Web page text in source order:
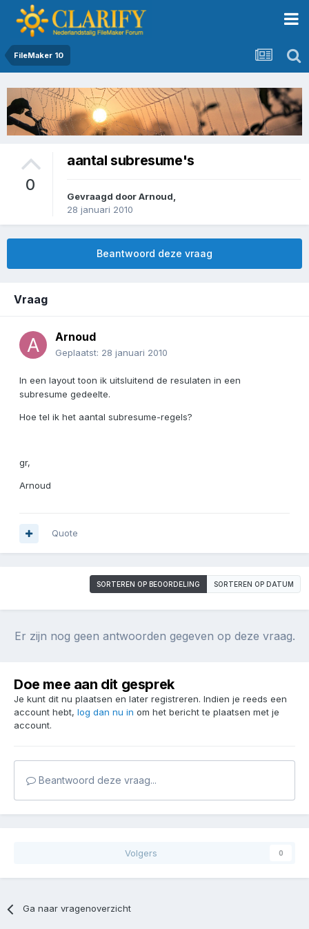
FileMaker 10
0
aantal subresume's
Gevraagd doorArnoud
28 januari 2010
Beantwoord deze vraag
Vraag
Arnoud
Geplaatst: 28 januari 2010
In een layout toon ik uitsluitend de resulaten in een
subresume gedeelte.
Hoe tel ik het aantal subresume-regels?
gr,
Arnoud
Quote
SORTEREN OP BEOORDELING SORTEREN OP DATUM
Er zijn nog geen antwoorden gegeven op deze vraag.
Doe mee aan dit gesprek
Je kunt dit nu plaatsen en later registreren. Indien je reeds een
account hebt, log dan nu in om het bericht te plaatsen met je
account.
Beantwoord deze vraag...
Volgers 0
Ga naar vragenoverzicht